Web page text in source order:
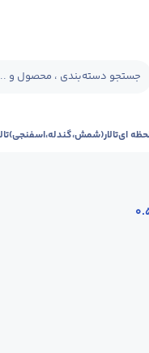
جستجو دسته‌بندی ، محصول و
ایتالار(شمش،گندله،اسفنجی)